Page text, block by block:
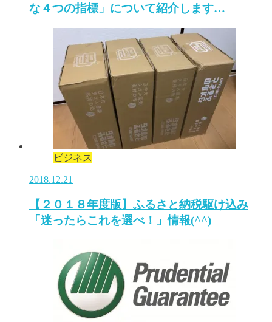
な４つの指標」について紹介します…
ビジネス
2018.12.21
【２０１８年度版】ふるさと納税駆け込み
「迷ったらこれを選べ！」情報(^^)